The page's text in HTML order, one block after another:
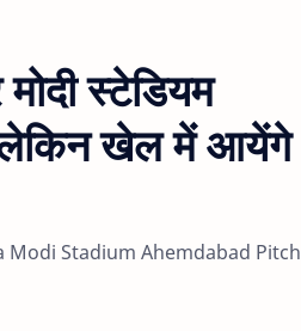
स्टेडियम
लेकिन खेल में आयेंगे
Modi Stadium Ahemdabad Pitch